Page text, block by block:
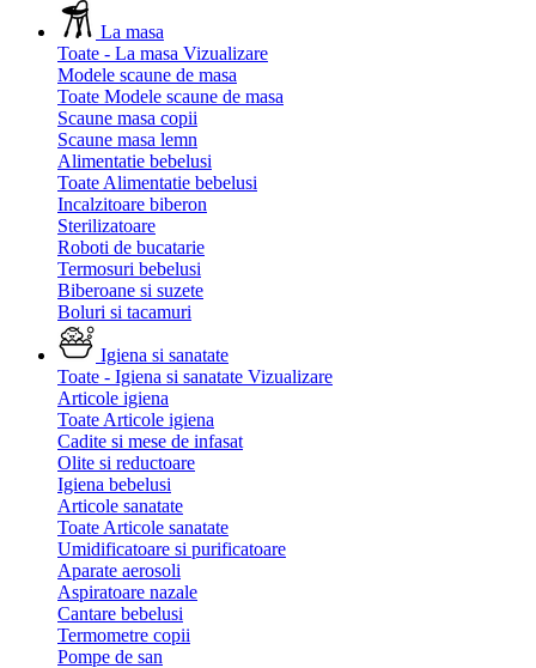
La masa
Toate - La masa Vizualizare
Modele scaune de masa
Toate Modele scaune de masa
Scaune masa copii
Scaune masa lemn
Alimentatie bebelusi
Toate Alimentatie bebelusi
Incalzitoare biberon
Sterilizatoare
Roboti de bucatarie
Termosuri bebelusi
Biberoane si suzete
Boluri si tacamuri
Igiena si sanatate
Toate - Igiena si sanatate Vizualizare
Articole igiena
Toate Articole igiena
Cadite si mese de infasat
Olite si reductoare
Igiena bebelusi
Articole sanatate
Toate Articole sanatate
Umidificatoare si purificatoare
Aparate aerosoli
Aspiratoare nazale
Cantare bebelusi
Termometre copii
Pompe de san